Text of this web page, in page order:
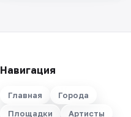
Навигация
Главная
Города
Площадки
Артисты